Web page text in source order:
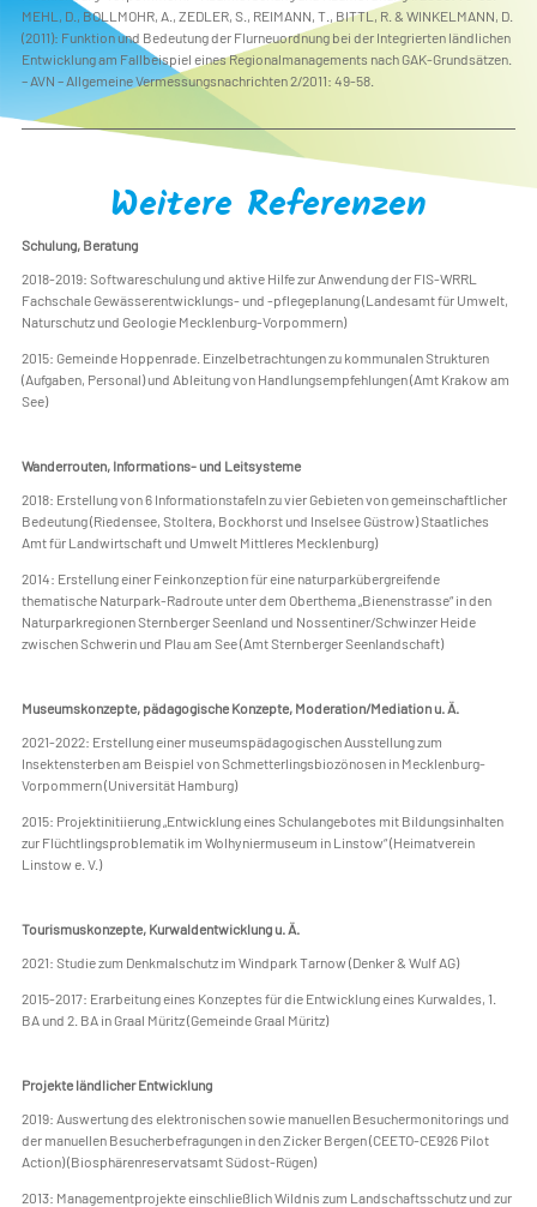
MEHL, D., BOLLMOHR, A., ZEDLER, S., REIMANN, T., BITTL, R. & WINKELMANN, D.
(2011): Funktion und Bedeutung der Flurneuordnung bei der Integrierten ländlichen
Entwicklung am Fallbeispiel eines Regionalmanagements nach GAK-Grundsätzen.
– AVN – Allgemeine Vermessungsnachrichten 2/2011: 49-58.
Weitere Referenzen
Schulung, Beratung
2018-2019: Softwareschulung und aktive Hilfe zur Anwendung der FIS-WRRL
Fachschale Gewässerentwicklungs- und -pflegeplanung (Landesamt für Umwelt,
Naturschutz und Geologie Mecklenburg-Vorpommern)
2015: Gemeinde Hoppenrade. Einzelbetrachtungen zu kommunalen Strukturen
(Aufgaben, Personal) und Ableitung von Handlungsempfehlungen (Amt Krakow am
See)
Wanderrouten, Informations- und Leitsysteme
2018: Erstellung von 6 Informationstafeln zu vier Gebieten von gemeinschaftlicher
Bedeutung (Riedensee, Stoltera, Bockhorst und Inselsee Güstrow) Staatliches
Amt für Landwirtschaft und Umwelt Mittleres Mecklenburg)
2014: Erstellung einer Feinkonzeption für eine naturparkübergreifende
thematische Naturpark-Radroute unter dem Oberthema „Bienenstrasse“ in den
Naturparkregionen Sternberger Seenland und Nossentiner/Schwinzer Heide
zwischen Schwerin und Plau am See (Amt Sternberger Seenlandschaft)
Museumskonzepte, pädagogische Konzepte, Moderation/Mediation u. Ä.
2021-2022: Erstellung einer museumspädagogischen Ausstellung zum
Insektensterben am Beispiel von Schmetterlingsbiozönosen in Mecklenburg-
Vorpommern (Universität Hamburg)
2015: Projektinitiierung „Entwicklung eines Schulangebotes mit Bildungsinhalten
zur Flüchtlingsproblematik im Wolhyniermuseum in Linstow“ (Heimatverein
Linstow e. V.)
Tourismuskonzepte, Kurwaldentwicklung u. Ä.
2021: Studie zum Denkmalschutz im Windpark Tarnow (Denker & Wulf AG)
2015-2017: Erarbeitung eines Konzeptes für die Entwicklung eines Kurwaldes, 1.
BA und 2. BA in Graal Müritz (Gemeinde Graal Müritz)
Projekte ländlicher Entwicklung
2019: Auswertung des elektronischen sowie manuellen Besuchermonitorings und
der manuellen Besucherbefragungen in den Zicker Bergen (CEETO-CE926 Pilot
Action) (Biosphärenreservatsamt Südost-Rügen)
2013: Managementprojekte einschließlich Wildnis zum Landschaftsschutz und zur